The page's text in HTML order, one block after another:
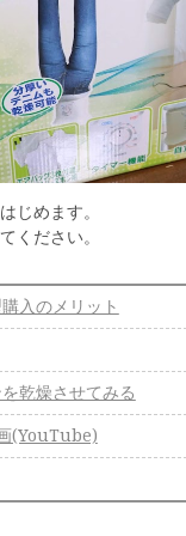
じめます。
ください。
入のメリット
乾燥させてみる
(YouTube)